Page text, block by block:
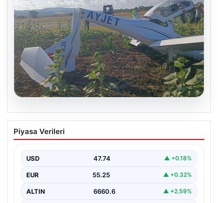
Eğitim uçağı sert iniş yaptı. Öğrenci
pilot yaralandı
Piyasa Verileri
USD 47.74 ▲ +0.18%
EUR 55.25 ▲ +0.32%
ALTIN 6660.6 ▲ +2.59%